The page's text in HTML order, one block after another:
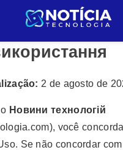
2 de agosto de
Новини технологій
você
Se não concordar